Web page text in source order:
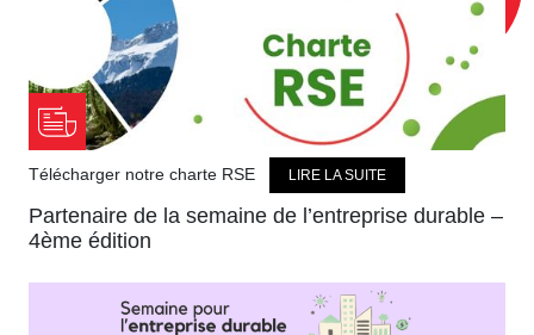
Télécharger notre charte RSE LIRE LA SUITE
Partenaire de la semaine de l’entreprise durable –
4ème édition